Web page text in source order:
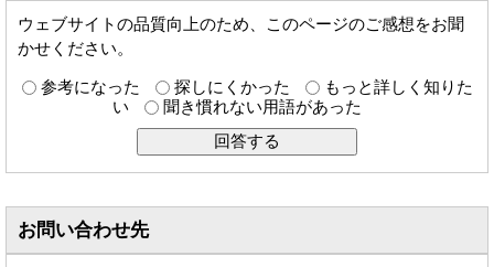
ウェブサイトの品質向上のため、このページのご感想をお聞
かせください。
参考になった 探しにくかった
もっと詳しく知りた
い
聞き慣れない用語があった
お問い合わせ先